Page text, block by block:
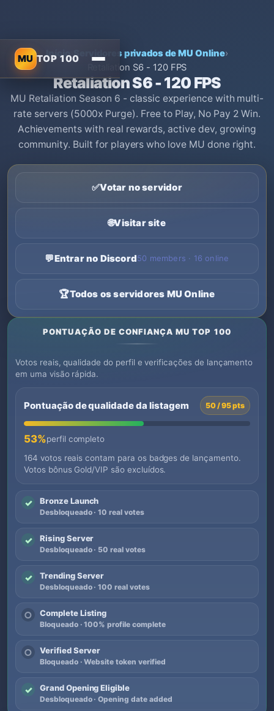
MU TOP 100
Início›Servidores privados de MU Online›
Retaliation S6 - 120 FPS
Retaliation S6 - 120 FPS
MU Retaliation Season 6 - classic experience with multi-
rate servers (5000x Purge). Free to Play, No Pay 2 Win.
Achievements with real rewards, active dev, growing
community. Built for players who love MU done right.
✅Votar no servidor
🌐Visitar site
💬Entrar no Discord50 members · 16 online
🏆Todos os servidores MU Online
PONTUAÇÃO DE CONFIANÇA MU TOP 100
Votos reais, qualidade do perfil e verificações de lançamento
em uma visão rápida.
Pontuação de qualidade da listagem 50 / 95 pts
53%perfil completo
164 votos reais contam para os badges de lançamento.
Votos bônus Gold/VIP são excluídos.
✓ Bronze Launch
Desbloqueado · 10 real votes
✓ Rising Server
Desbloqueado · 50 real votes
✓ Trending Server
Desbloqueado · 100 real votes
○ Complete Listing
Bloqueado · 100% profile complete
○ Verified Server
Bloqueado · Website token verified
✓ Grand Opening Eligible
Desbloqueado · Opening date added